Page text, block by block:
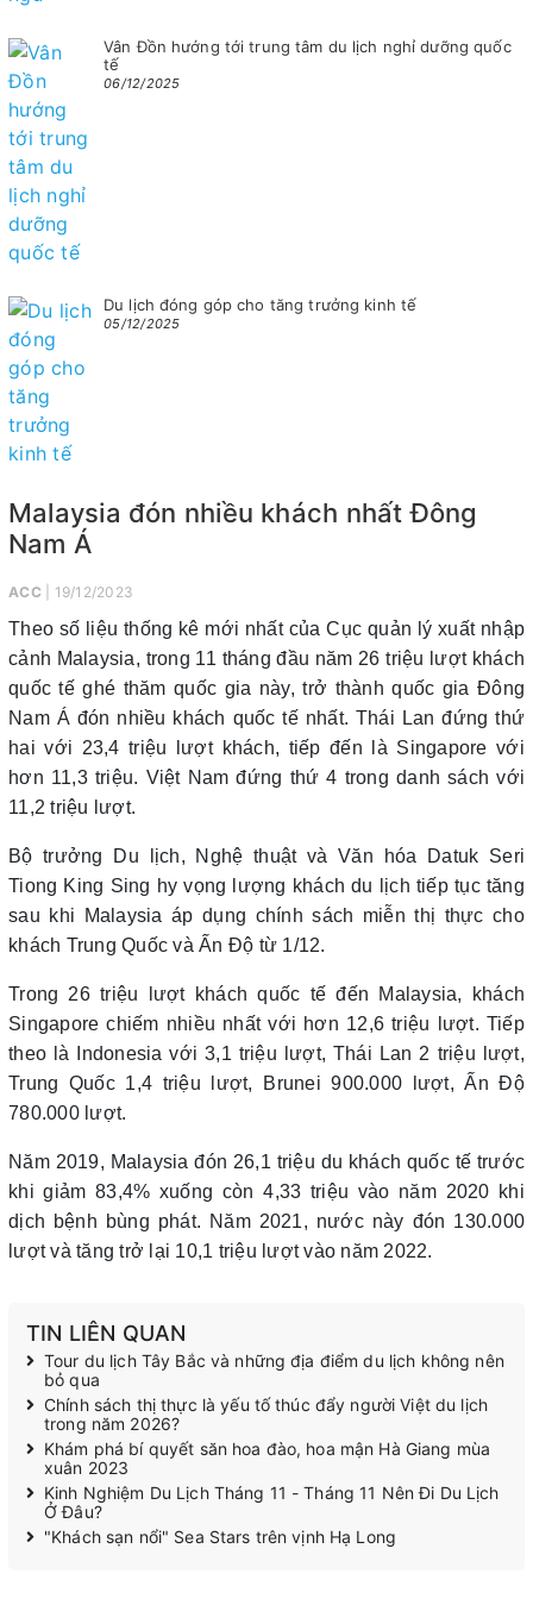
Vân Đồn hướng tới trung tâm du lịch nghỉ dưỡng quốc
tế
06/12/2025
Du lịch đóng góp cho tăng trưởng kinh tế
05/12/2025
Malaysia đón nhiều khách nhất Đông
Nam Á
ACC | 19/12/2023
Theo số liệu thống kê mới nhất của Cục quản lý xuất nhập
cảnh Malaysia, trong 11 tháng đầu năm 26 triệu lượt khách
quốc tế ghé thăm quốc gia này, trở thành quốc gia Đông
Nam Á đón nhiều khách quốc tế nhất. Thái Lan đứng thứ
hai với 23,4 triệu lượt khách, tiếp đến là Singapore với
hơn 11,3 triệu. Việt Nam đứng thứ 4 trong danh sách với
11,2 triệu lượt.
Bộ trưởng Du lịch, Nghệ thuật và Văn hóa Datuk Seri
Tiong King Sing hy vọng lượng khách du lịch tiếp tục tăng
sau khi Malaysia áp dụng chính sách miễn thị thực cho
khách Trung Quốc và Ấn Độ từ 1/12.
Trong 26 triệu lượt khách quốc tế đến Malaysia, khách
Singapore chiếm nhiều nhất với hơn 12,6 triệu lượt. Tiếp
theo là Indonesia với 3,1 triệu lượt, Thái Lan 2 triệu lượt,
Trung Quốc 1,4 triệu lượt, Brunei 900.000 lượt, Ấn Độ
780.000 lượt.
Năm 2019, Malaysia đón 26,1 triệu du khách quốc tế trước
khi giảm 83,4% xuống còn 4,33 triệu vào năm 2020 khi
dịch bệnh bùng phát. Năm 2021, nước này đón 130.000
lượt và tăng trở lại 10,1 triệu lượt vào năm 2022.
TIN LIÊN QUAN
Tour du lịch Tây Bắc và những địa điểm du lịch không nên
bỏ qua
Chính sách thị thực là yếu tố thúc đẩy người Việt du lịch
trong năm 2026?
Khám phá bí quyết săn hoa đào, hoa mận Hà Giang mùa
xuân 2023
Kinh Nghiệm Du Lịch Tháng 11 - Tháng 11 Nên Đi Du Lịch
Ở Đâu?
"Khách sạn nổi" Sea Stars trên vịnh Hạ Long